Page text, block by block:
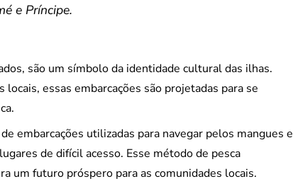
e Príncipe.
são um símbolo da identidade cultural das ilhas.
essas embarcações são projetadas para se
embarcações utilizadas para navegar pelos mangues e
de difícil acesso. Esse método de pesca
um futuro próspero para as comunidades locais.